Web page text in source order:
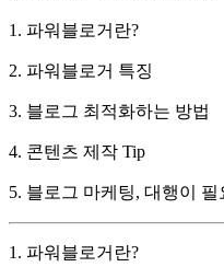
1. 파워블로거란?
2. 파워블로거 특징
3. 블로그 최적화하는 방법
4. 콘텐츠 제작 Tip
5. 블로그 마케팅, 대행이 필
1. 파워블로거란?